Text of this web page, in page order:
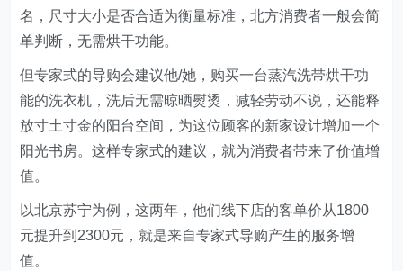
名，尺寸大小是否合适为衡量标准，北方消费者一般会简
单判断，无需烘干功能。
但专家式的导购会建议他/她，购买一台蒸汽洗带烘干功
能的洗衣机，洗后无需晾晒熨烫，减轻劳动不说，还能释
放寸土寸金的阳台空间，为这位顾客的新家设计增加一个
阳光书房。这样专家式的建议，就为消费者带来了价值增
值。
以北京苏宁为例，这两年，他们线下店的客单价从1800
元提升到2300元，就是来自专家式导购产生的服务增
值。